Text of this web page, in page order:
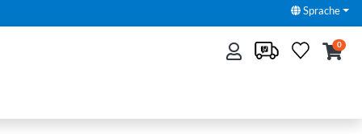
Sprache
0